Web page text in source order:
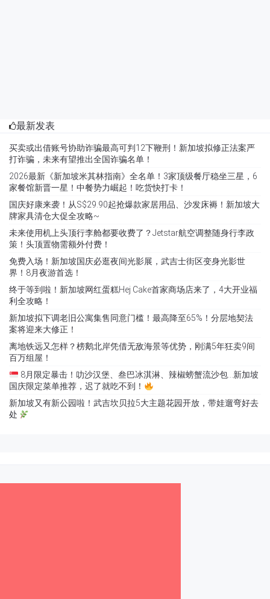
最新发表
买卖或出借账号协助诈骗最高可判12下鞭刑！新加坡拟修正法案严
打诈骗，未来有望推出全国诈骗名单！
2026最新《新加坡米其林指南》全名单！3家顶级餐厅稳坐三星，6
家餐馆新晋一星！中餐势力崛起！吃货快打卡！
国庆好康来袭！从S$29.90起抢爆款家居用品、沙发床褥！新加坡大
牌家具清仓大促全攻略~
未来使用机上头顶行李舱都要收费了？Jetstar航空调整随身行李政
策！头顶置物需额外付费！
免费入场！新加坡国庆必逛夜间光影展，武吉士街区变身光影世
界！8月夜游首选！
终于等到啦！新加坡网红蛋糕Hej Cake首家商场店来了，4大开业福
利全攻略！
新加坡拟下调老旧公寓集售同意门槛！最高降至65%！分层地契法
案将迎来大修正！
离地铁远又怎样？榜鹅北岸凭借无敌海景等优势，刚满5年狂卖9间
百万组屋！
8月限定暴击！叻沙汉堡、叁巴冰淇淋、辣椒螃蟹流沙包…新加坡
国庆限定菜单推荐，迟了就吃不到！
新加坡又有新公园啦！武吉坎贝拉5大主题花园开放，带娃遛弯好去
处